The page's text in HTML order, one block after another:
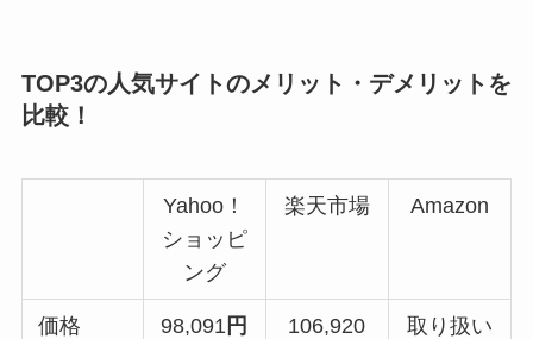
TOP3の人気サイトのメリット・デメリットを
比較！
Yahoo！
ショッピ
ング
楽天市場 Amazon
価格 98,091 円
106,920
取り扱い